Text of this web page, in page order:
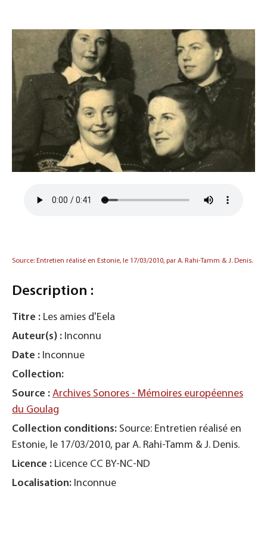
Source: Entretien réalisé en Estonie, le 17/03/2010, par A. Rahi-Tamm & J. Denis.
Description :
Titre : Les amies d'Eela
Auteur(s) : Inconnu
Date : Inconnue
Collection:
Source : Archives Sonores - Mémoires européennes
du Goulag
Collection conditions: Source: Entretien réalisé en
Estonie, le 17/03/2010, par A. Rahi-Tamm & J. Denis.
Licence : Licence CC BY-NC-ND
Localisation: Inconnue